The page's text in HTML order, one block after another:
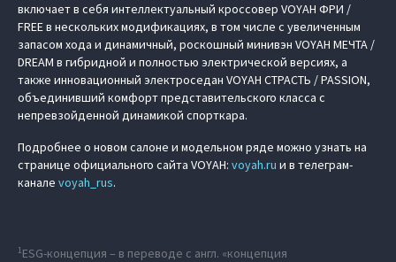
включает в себя интеллектуальный кроссовер VOYAH ФРИ /
FREE в нескольких модификациях, в том числе с увеличенным
запасом хода и динамичный, роскошный минивэн VOYAH МЕЧТА /
DREAM в гибридной и полностью электрической версиях, а
также инновационный электроседан VOYAH СТРАСТЬ / PASSION,
объединивший комфорт представительского класса с
непревзойденной динамикой спорткара.
Подробнее о новом салоне и модельном ряде можно узнать на
странице официального сайта VOYAH: voyah.ru и в телеграм-
канале voyah_rus.
1ESG-концепция – в переводе с англ. «концепция